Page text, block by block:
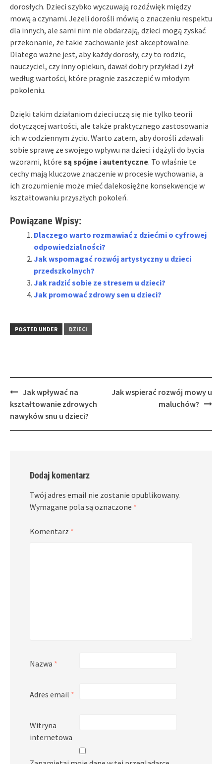
dorosłych. Dzieci szybko wyczuwają rozdźwięk między
mową a czynami. Jeżeli dorośli mówią o znaczeniu respektu
dla innych, ale sami nim nie obdarzają, dzieci mogą zyskać
przekonanie, że takie zachowanie jest akceptowalne.
Dlatego ważne jest, aby każdy dorosły, czy to rodzic,
nauczyciel, czy inny opiekun, dawał dobry przykład i żył
według wartości, które pragnie zaszczepić w młodym
pokoleniu.
Dzięki takim działaniom dzieci uczą się nie tylko teorii
dotyczącej wartości, ale także praktycznego zastosowania
ich w codziennym życiu. Warto zatem, aby dorośli zdawali
sobie sprawę ze swojego wpływu na dzieci i dążyli do bycia
wzorami, które są spójne i autentyczne. To właśnie te
cechy mają kluczowe znaczenie w procesie wychowania, a
ich zrozumienie może mieć dalekosiężne konsekwencje w
kształtowaniu przyszłych pokoleń.
Powiązane Wpisy:
Dlaczego warto rozmawiać z dziećmi o cyfrowej
odpowiedzialności?
Jak wspomagać rozwój artystyczny u dzieci
przedszkolnych?
Jak radzić sobie ze stresem u dzieci?
Jak promować zdrowy sen u dzieci?
POSTED UNDER DZIECI
Post
navigation
Jak wpływać na
kształtowanie zdrowych
nawyków snu u dzieci?
Jak wspierać rozwój mowy u
maluchów?
Dodaj komentarz
Twój adres email nie zostanie opublikowany.
Wymagane pola są oznaczone *
Komentarz *
Nazwa *
Adres email *
Witryna
internetowa